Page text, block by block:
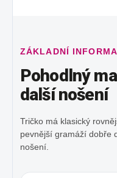
ZÁKLADNÍ
Pohodlný
další nošení
Tričko má klasický
pevnější gramáží dobře
nošení.